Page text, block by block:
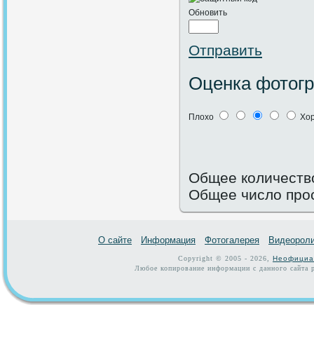
Обновить
Отправить
Оценка
Плохо
Общее
Общее число
О сайте Информация Фотогалерея
Copyright © 2005 - 2026,
Любое копирование информации с данного сайта